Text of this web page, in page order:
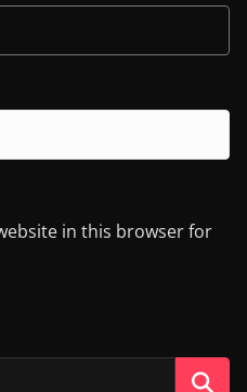
in this browser for